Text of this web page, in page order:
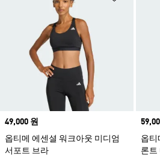
Price
49,000 원
옵티메 에센셜 워크아웃 미디엄
서포트 브라
옵티
론트